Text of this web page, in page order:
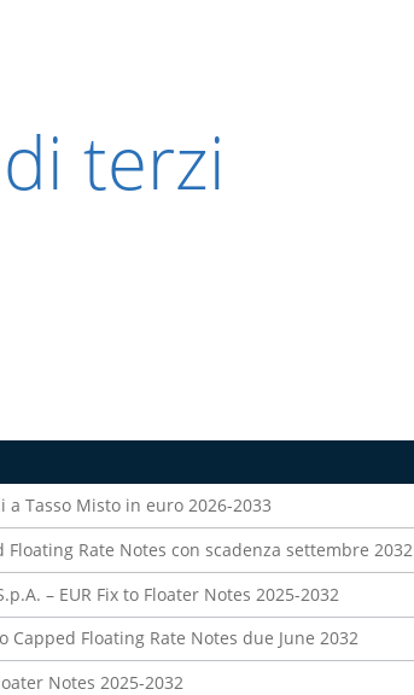
terzi
a Tasso Misto in euro 2026-2033
Rate Notes con scadenza settembre 2032
– EUR Fix to Floater Notes 2025-2032
Capped Floating Rate Notes due June 2032
Notes 2025-2032